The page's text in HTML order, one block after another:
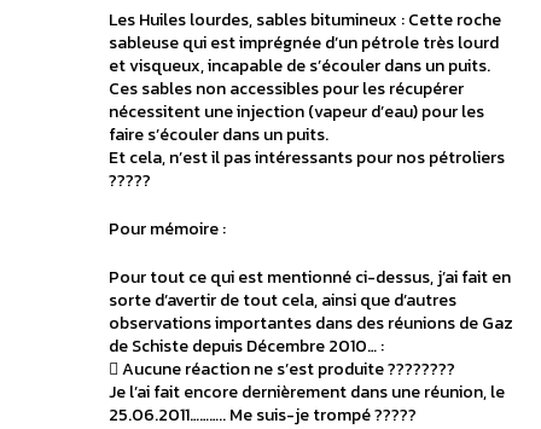
Les Huiles lourdes, sables bitumineux : Cette roche
sableuse qui est imprégnée d’un pétrole très lourd
et visqueux, incapable de s’écouler dans un puits.
Ces sables non accessibles pour les récupérer
nécessitent une injection (vapeur d’eau) pour les
faire s’écouler dans un puits.
Et cela, n’est il pas intéressants pour nos pétroliers
?????
Pour mémoire :
Pour tout ce qui est mentionné ci-dessus, j’ai fait en
sorte d’avertir de tout cela, ainsi que d’autres
observations importantes dans des réunions de Gaz
de Schiste depuis Décembre 2010… :
 Aucune réaction ne s’est produite ????????
Je l’ai fait encore dernièrement dans une réunion, le
25.06.2011……….. Me suis-je trompé ?????